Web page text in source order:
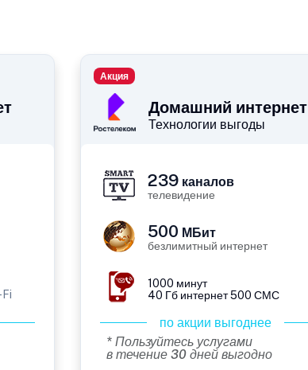
Домашний интернет
Технологии выгоды
Акция
239 каналов
телевидение
500 МБит
безлимитный интернет
1000 минут
40 Гб интернет 500 СМС
по акции выгоднее
* Пользуйтесь услугами
в течение 30 дней выгодно